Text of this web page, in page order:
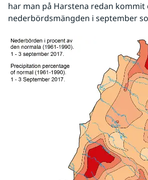
har man på Harstena redan kommit
nederbördsmängden i september